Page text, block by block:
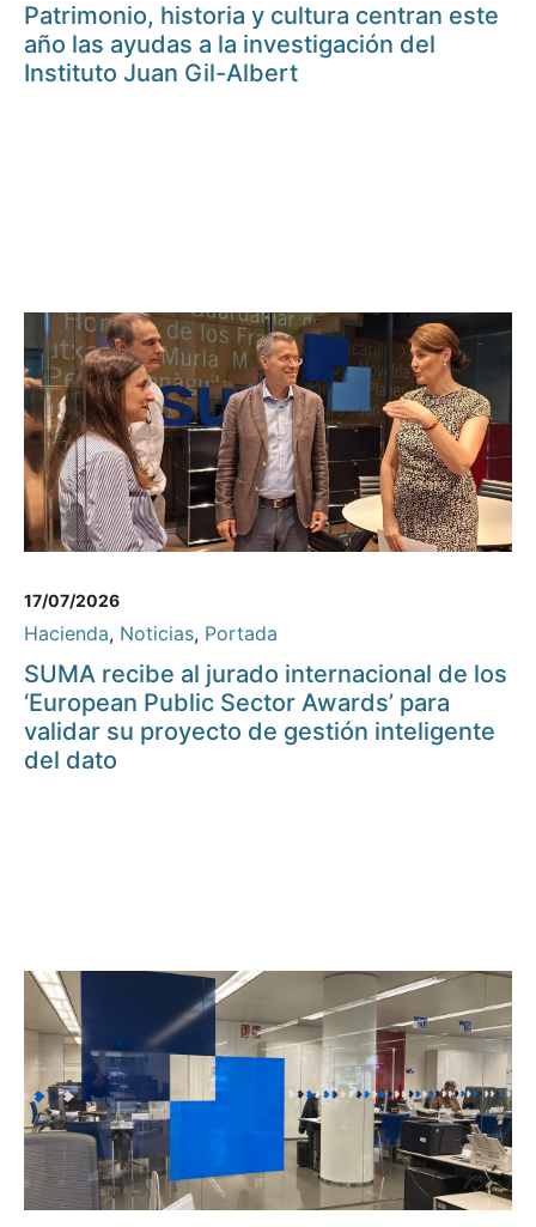
Patrimonio, historia y cultura centran este
año las ayudas a la investigación del
Instituto Juan Gil-Albert
17/07/2026
Hacienda, Noticias, Portada
SUMA recibe al jurado internacional de los
‘European Public Sector Awards’ para
validar su proyecto de gestión inteligente
del dato